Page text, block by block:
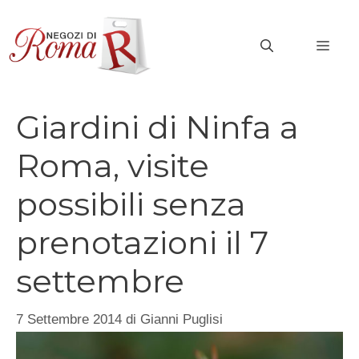
contenuto
Giardini di Ninfa a
Roma, visite
possibili senza
prenotazioni il 7
settembre
7 Settembre 2014 di Gianni Puglisi